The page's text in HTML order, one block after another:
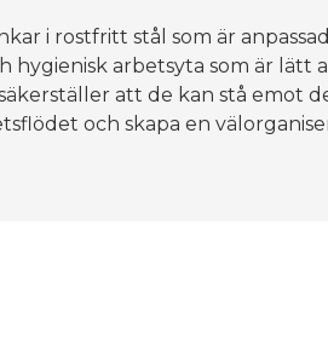
i rostfritt stål som är
hygienisk arbetsyta som är
att de kan stå emot
och skapa en